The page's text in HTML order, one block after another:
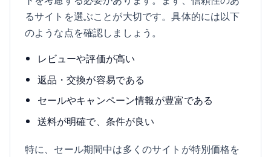
るサイトを選ぶことが大切です。具体的には以下
のような点を確認しましょう。
レビューや評価が高い
返品・交換が容易である
セールやキャンペーン情報が豊富である
送料が明確で、条件が良い
特に、セール期間中は多くのサイトが特別価格を